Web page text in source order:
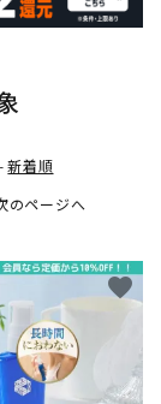
-新着順
のページへ
favorite